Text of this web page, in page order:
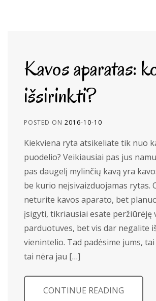
Kavos aparatas:
išsirinkti?
POSTED ON 2016-10-10
Kiekviena ryta atsikeliate tik nuo
puodelio? Veikiausiai pas jus
pas daugelį mylinčių kavą yra
be kurio neįsivaizduojamas rytas.
neturite kavos aparato, bet
įsigyti, tikriausiai esate peržiūrėję
parduotuves, bet vis dar negalite
vienintelio. Tad padėsime jums,
tai nėra jau […]
CONTINUE READING